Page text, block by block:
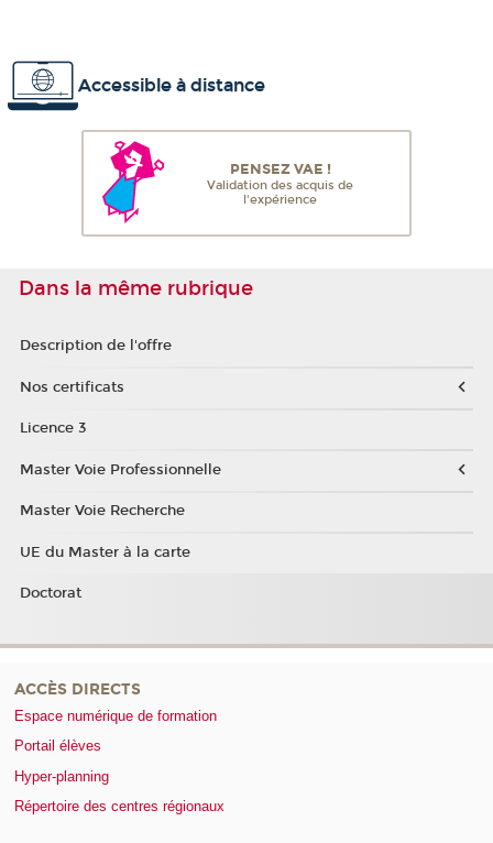
Accessible à distance
PENSEZ VAE !
Validation des acquis de
l'expérience
Dans la même rubrique
Description de l'offre
Nos certificats
Licence 3
Master Voie Professionnelle
Master Voie Recherche
UE du Master à la carte
Doctorat
ACCÈS DIRECTS
Espace numérique de formation
Portail élèves
Hyper-planning
Répertoire des centres régionaux